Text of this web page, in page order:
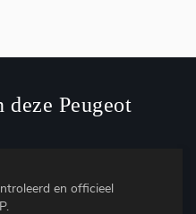
deze Peugeot
en officieel